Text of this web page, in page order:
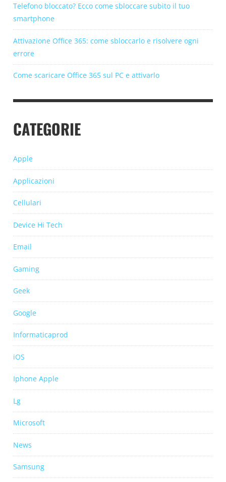
Telefono bloccato? Ecco come sbloccare subito il tuo
smartphone
Attivazione Office 365: come sbloccarlo e risolvere ogni
errore
Come scaricare Office 365 sul PC e attivarlo
CATEGORIE
Apple
Applicazioni
Cellulari
Device Hi Tech
Email
Gaming
Geek
Google
Informaticaprod
iOS
Iphone Apple
Lg
Microsoft
News
Samsung